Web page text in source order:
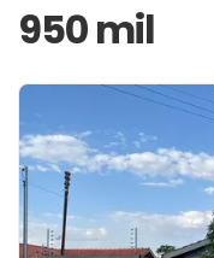
950 mil